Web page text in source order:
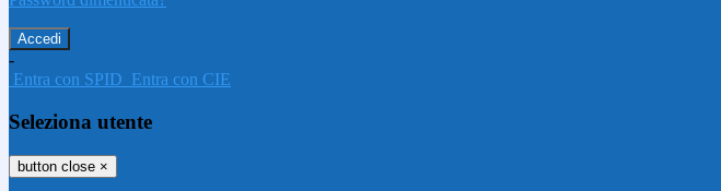
-
Entra con SPID Entra con CIE
Seleziona utente
button close ×